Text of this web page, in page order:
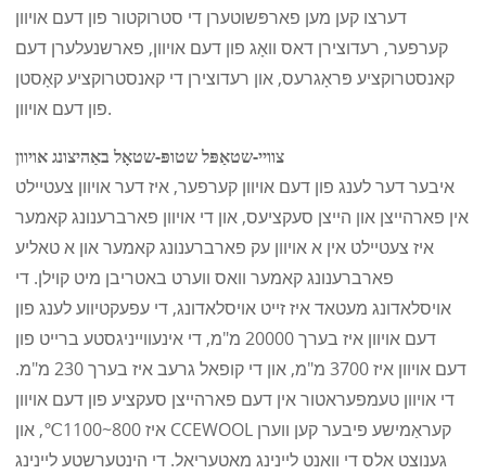
דערצו קען מען פארפּשוטערן די סטרוקטור פון דעם אויוון
קערפער, רעדוצירן דאס וואָג פון דעם אויוון, פארשנעלערן דעם
קאנסטרוקציע פּראָגרעס, און רעדוצירן די קאנסטרוקציע קאָסטן
פון דעם אויוון.
צוויי-שטאַפּל שטופּ-שטאָל באַהיצונג אויוון
איבער דער לענג פון דעם אויוון קערפער, איז דער אויוון צעטיילט
אין פארהייצן און הייצן סעקציעס, און די אויוון פארברענונג קאמער
איז צעטיילט אין א אויוון עק פארברענונג קאמער און א טאליע
פארברענונג קאמער וואס ווערט באטריבן מיט קוילן. די
אויסלאדונג מעטאד איז זייט אויסלאדונג, די עפעקטיווע לענג פון
דעם אויוון איז בערך 20000 מ"מ, די אינעווייניגסטע ברייט פון
דעם אויוון איז 3700 מ"מ, און די קופאל גרעב איז בערך 230 מ"מ.
די אויוון טעמפעראטור אין דעם פארהייצן סעקציע פון ​​דעם אויוון
איז 800~1100℃, און CCEWOOL קעראַמישע פיבער קען ווערן
גענוצט אלס די וואנט ליינינג מאטעריאל. די הינטערשטע ליינינג